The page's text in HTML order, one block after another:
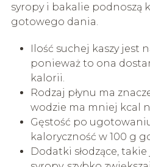
syropy i bakalie podnoszą
gotowego dania.
Ilość suchej kaszy jest
ponieważ to ona
kalorii.
Rodzaj płynu ma
wodzie ma mniej kcal
Gęstość po
kaloryczność w 100 g
Dodatki słodzące,